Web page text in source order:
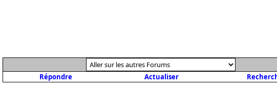
Répondre
Actualiser